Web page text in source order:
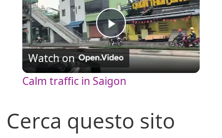
P
l
y
Watch on
Calm traffic in Saigon
Cerca questo sito